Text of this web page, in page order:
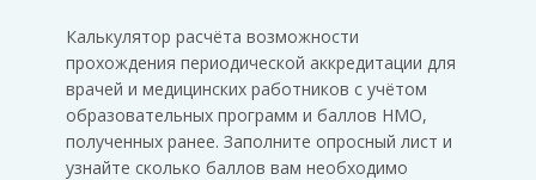
Калькулятор расчёта возможности
прохождения периодической аккредитации для
врачей и медицинских работников с учётом
образовательных программ и баллов НМО,
полученных ранее. Заполните опросный лист и
узнайте сколько баллов вам необходимо